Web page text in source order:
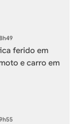
ferido em
e carro em